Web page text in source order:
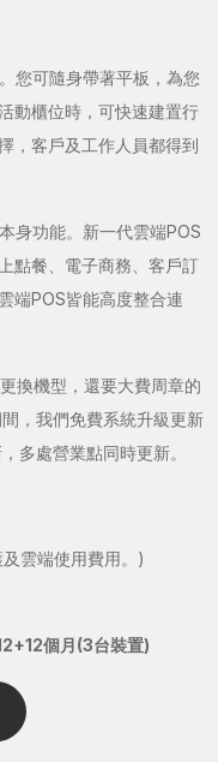
您可隨身帶著平板，為您
動櫃位時，可快速建置行
，客戶及工作人員都得到
身功能。新一代雲端POS
點餐、電子商務、客戶訂
端POS皆能高度整合連
換機型，還要大費周章的
，我們免費系統升級更新
多處營業點同時更新。
雲端使用費用。)
個月(3台裝置)